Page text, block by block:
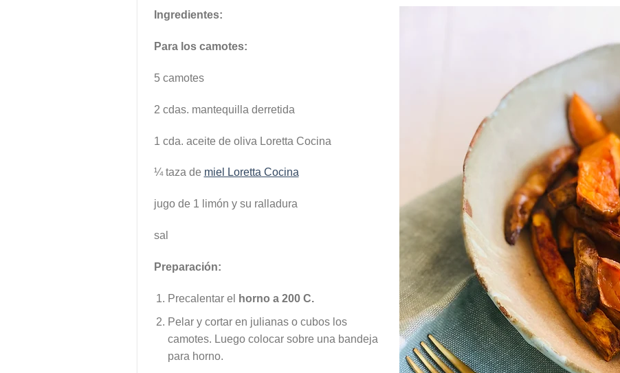
Ingredientes:
Para los camotes:
5 camotes
2 cdas. mantequilla derretida
1 cda. aceite de oliva Loretta Cocina
¼ taza de miel Loretta Cocina
jugo de 1 limón y su ralladura
sal
Preparación:
Precalentar el horno a 200 C.
Pelar y cortar en julianas o cubos los
camotes. Luego colocar sobre una bandeja
para horno.